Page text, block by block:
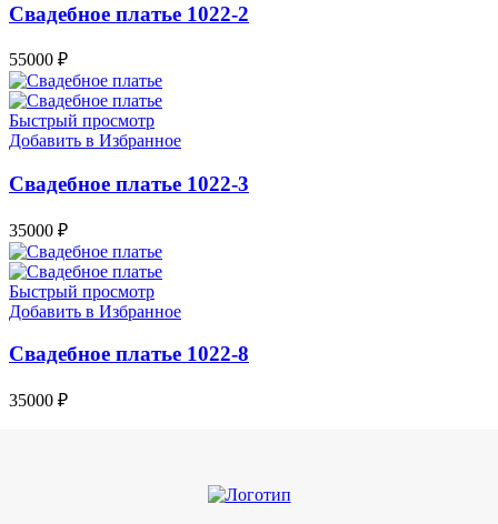
Свадебное платье 1022-2
55000 ₽
Быстрый просмотр
Добавить в Избранное
Свадебное платье 1022-3
35000 ₽
Быстрый просмотр
Добавить в Избранное
Свадебное платье 1022-8
35000 ₽